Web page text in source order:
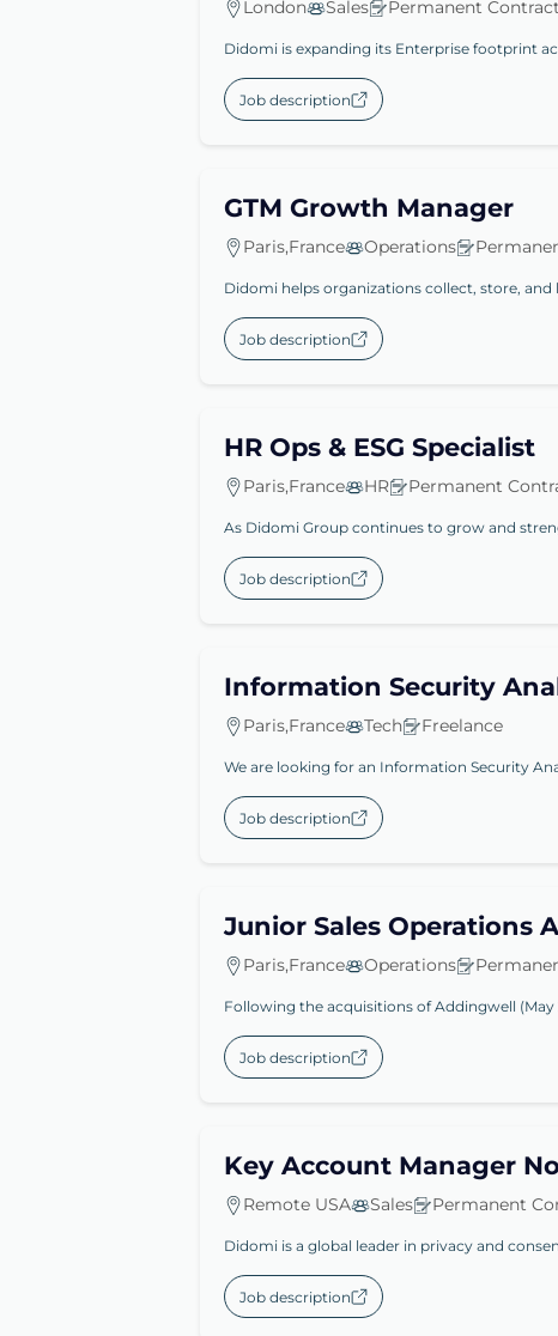
London Sales Permanent Contract
Didomi is expanding its Enterprise footprint
Job description
GTM Growth Manager
Paris,France Operations
Didomi helps organizations collect, store, and
Job description
HR Ops & ESG Specialist
Paris,France HR Permanent
As Didomi Group continues to grow and
Job description
Information Security
Paris,France Tech Freelance
We are looking for an Information Security
Job description
Junior Sales Operations
Paris,France Operations
Following the acquisitions of Addingwell (May
Job description
Key Account Manager
Remote USA Sales Permanent
Didomi is a global leader in privacy and
Job description